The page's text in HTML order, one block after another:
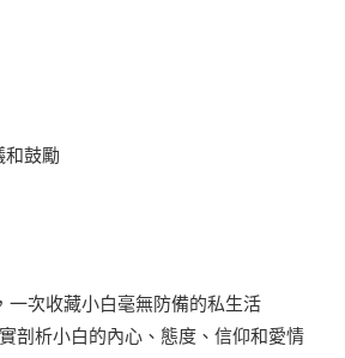
和鼓勵
一次收藏小白毫無防備的私生活
剖析小白的內心、態度、信仰和愛情